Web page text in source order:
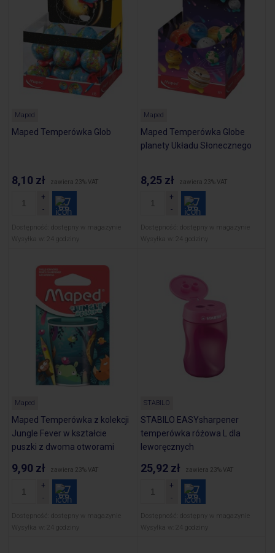
Maped
Maped Temperówka Glob
8,10 zł zawiera 23% VAT
Dostępność:
dostępny w magazynie
Wysyłka w:
24 godziny
Maped
Maped Temperówka Globe
planety Układu Słonecznego
8,25 zł zawiera 23% VAT
Dostępność:
dostępny w magazynie
Wysyłka w:
24 godziny
Maped
Maped Temperówka z kolekcji
Jungle Fever w kształcie
puszki z dwoma otworami
9,90 zł zawiera 23% VAT
Dostępność:
dostępny w magazynie
Wysyłka w:
24 godziny
STABILO
STABILO EASYsharpener
temperówka różowa L dla
leworęcznych
25,92 zł zawiera 23% VAT
Dostępność:
dostępny w magazynie
Wysyłka w:
24 godziny